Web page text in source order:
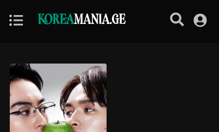
KOREAMANIA.GE